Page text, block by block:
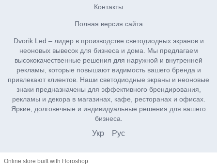
Контакты
Полная версия сайта
Dvorik Led – лидер в производстве светодиодных экранов и
неоновых вывесок для бизнеса и дома. Мы предлагаем
высококачественные решения для наружной и внутренней
рекламы, которые повышают видимость вашего бренда и
привлекают клиентов. Наши светодиодные экраны и неоновые
знаки предназначены для эффективного брендирования,
рекламы и декора в магазинах, кафе, ресторанах и офисах.
Яркие, долговечные и индивидуальные решения для вашего
бизнеса.
Укр Рус
Online store built with Horoshop